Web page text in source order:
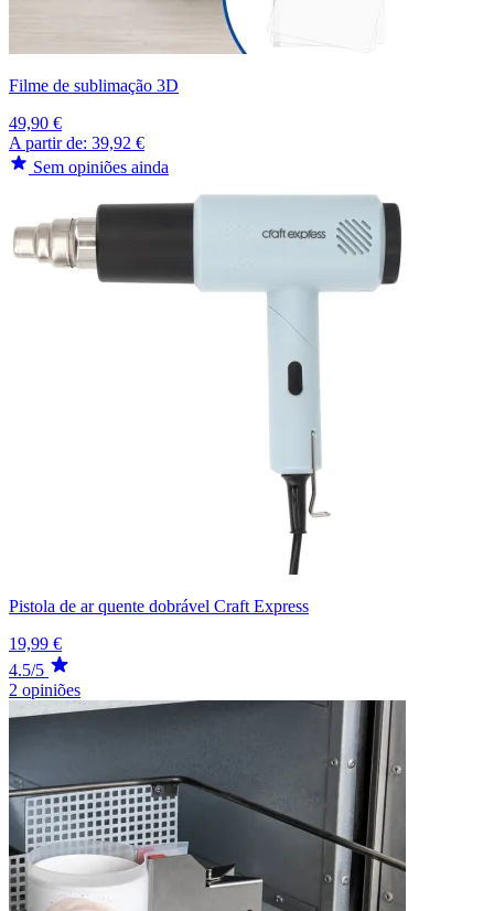
Filme de sublimação 3D
49,90 €
A partir de: 39,92 €
Sem opiniões ainda
Pistola de ar quente dobrável Craft Express
19,99 €
4.5/5
2 opiniões